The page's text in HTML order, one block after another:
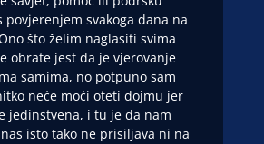
svakoga dana na
što želim naglasiti svima
obrate jest da je vjerovanje
samima, no potpuno sam
neće moći oteti dojmu jer
jedinstvena, i tu je da nam
isto tako ne prisiljava ni na